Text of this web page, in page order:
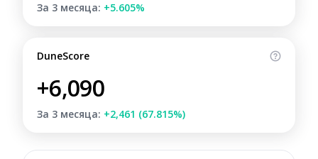
За 3 месяца: +5.605%
DuneScore
+6,090
За 3 месяца: +2,461 (67.815%)